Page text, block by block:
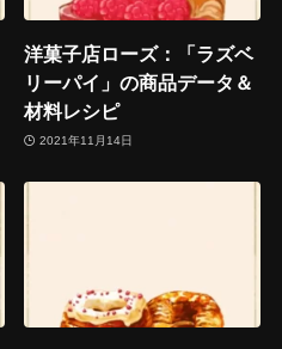
洋菓子店ローズ：「ラズベ
リーパイ」の商品データ＆
材料レシピ
2021年11月14日